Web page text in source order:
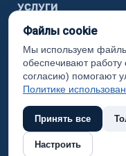
УСЛУГИ
ТИК
ИНФОРМАЦИЯ
Законодательная карта
Карта сайта
(с) 2017 Ханты-
администрации
Файлы cookie
Мы используем
обеспечивают работу
согласию) помогают
Политике
Принять все
Настроить